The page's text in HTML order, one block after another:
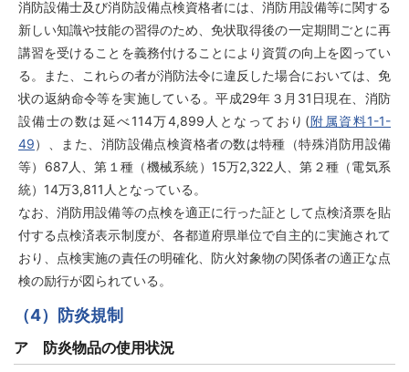
消防設備士及び消防設備点検資格者には、消防用設備等に関する
新しい知識や技能の習得のため、免状取得後の一定期間ごとに再
講習を受けることを義務付けることにより資質の向上を図ってい
る。また、これらの者が消防法令に違反した場合においては、免
状の返納命令等を実施している。平成29年３月31日現在、消防
設備士の数は延べ114万4,899人となっており(附属資料1-1-
49）、また、消防設備点検資格者の数は特種（特殊消防用設備
等）687人、第１種（機械系統）15万2,322人、第２種（電気系
統）14万3,811人となっている。
なお、消防用設備等の点検を適正に行った証として点検済票を貼
付する点検済表示制度が、各都道府県単位で自主的に実施されて
おり、点検実施の責任の明確化、防火対象物の関係者の適正な点
検の励行が図られている。
（4）防炎規制
ア 防炎物品の使用状況